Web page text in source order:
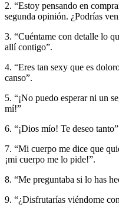
2. “Estoy pensando en
segunda opinión. ¿Podrías
3. “Cuéntame con detalle lo
allí contigo”.
4. “Eres tan sexy que es
canso”.
5. “¡No puedo esperar ni un
mí!”
6. “¡Dios mío! Te deseo
7. “Mi cuerpo me dice que
¡mi cuerpo me lo pide!”.
8. “Me preguntaba si lo has
9. “¿Disfrutarías viéndome